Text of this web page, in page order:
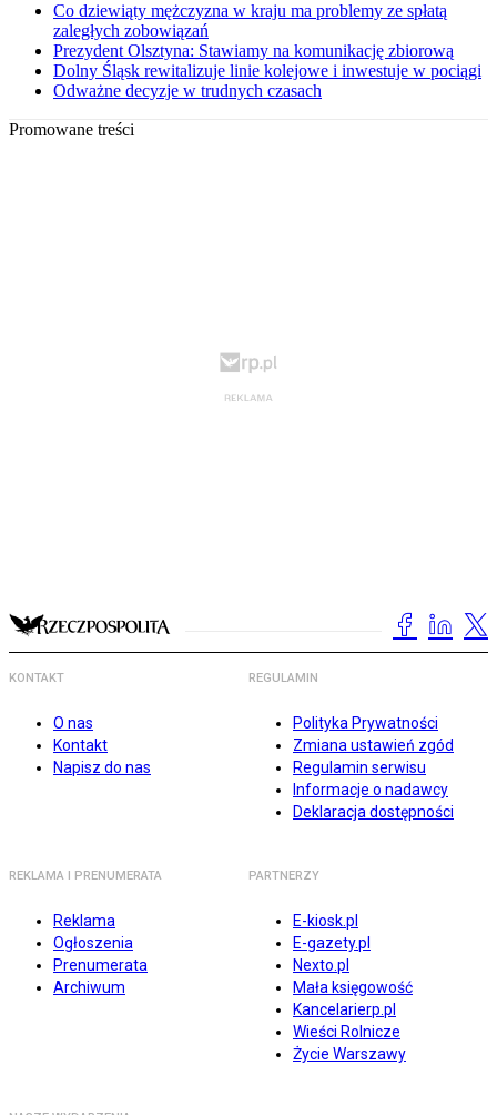
Co dziewiąty mężczyzna w kraju ma problemy ze spłatą
zaległych zobowiązań
Prezydent Olsztyna: Stawiamy na komunikację zbiorową
Dolny Śląsk rewitalizuje linie kolejowe i inwestuje w pociągi
Odważne decyzje w trudnych czasach
Promowane treści
KONTAKT
O nas
Kontakt
Napisz do nas
REGULAMIN
Polityka Prywatności
Zmiana ustawień zgód
Regulamin serwisu
Informacje o nadawcy
Deklaracja dostępności
REKLAMA I PRENUMERATA
Reklama
Ogłoszenia
Prenumerata
Archiwum
PARTNERZY
E-kiosk.pl
E-gazety.pl
Nexto.pl
Mała księgowość
Kancelarierp.pl
Wieści Rolnicze
Życie Warszawy